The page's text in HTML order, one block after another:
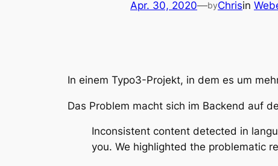
Apr. 30, 2020—byChrisin
In einem Typo3-Projekt, in dem es um
Das Problem macht sich im Backend auf
Inconsistent content detected in
you. We highlighted the problematic